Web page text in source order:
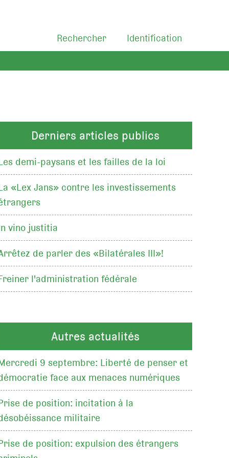
Identification
Rechercher
Derniers articles publics
demi-paysans et les failles de la loi
«Lex Jans» contre les investissements
vino justitia
de parler des «Bilatérales III»!
l'administration fédérale
Autres actualités
9 septembre: Liberté de penser et
face aux menaces numériques
de position: incitation à la
militaire
de position: expulsion des étrangers